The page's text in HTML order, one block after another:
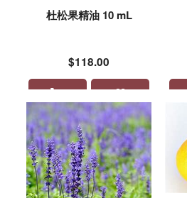
杜松果精油 10 mL
$118.00